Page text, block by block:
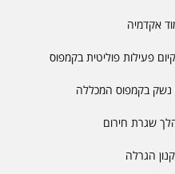
אקדמיה
פעילות פוליטית בקמפוס
נשק בקמפוס המכללה
שגרת חירום
הגרלה